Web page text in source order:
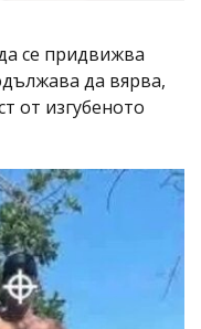
се придвижва
да вярва,
от изгубеното